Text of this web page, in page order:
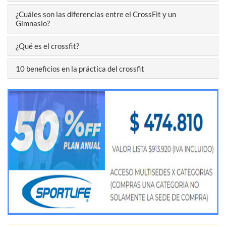
¿Cuáles son las diferencias entre el CrossFit y un
Gimnasio?
¿Qué es el crossfit?
10 beneficios en la práctica del crossfit